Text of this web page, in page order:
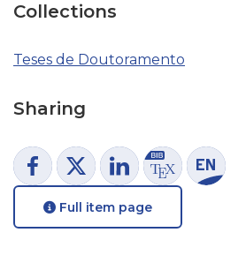
Collections
Teses de Doutoramento
Sharing
Full item page